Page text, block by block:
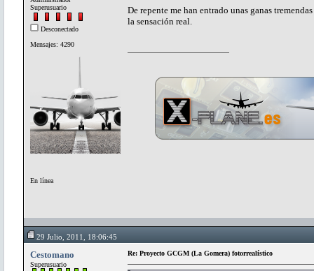
Superusuario
Desconectado
Mensajes: 4290
En línea
De repente me han entrado unas ganas
la sensación real.
29 Julio, 2011, 18:06:45
Cestomano
Superusuario
Re: Proyecto GCGM (La Gomera) fotorrealístico